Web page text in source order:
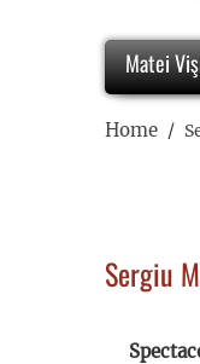
Matei
Home
Sergiu